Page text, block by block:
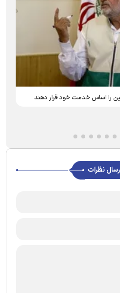
را اساس خدمت خود قرار دهند
نظرات